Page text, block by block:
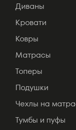
Диваны
Кровати
Ковры
Матрасы
Топеры
Подушки
Чехлы на
Тумбы и пуфы